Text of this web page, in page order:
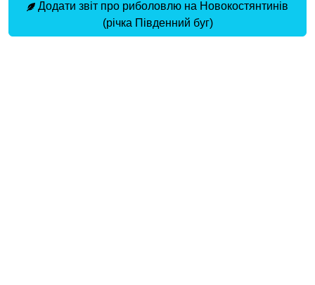
Додати звіт про риболовлю на Новокостянтинів
(річка Південний буг)